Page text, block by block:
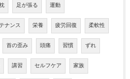
足が張る 運動
ナンス 栄養 疲労回復 柔軟性
首の歪み 頭痛 習慣 ずれ
講習 セルフケア 家族